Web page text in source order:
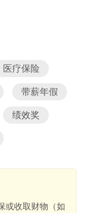
医疗保险
带薪年假
绩效奖
或收取财物（如